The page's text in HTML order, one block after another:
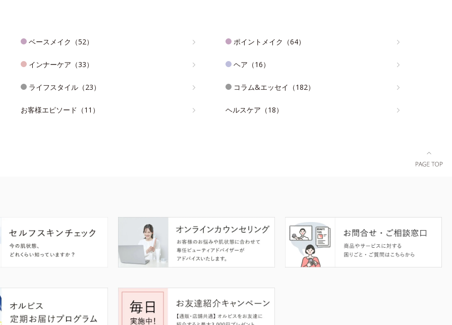
ベースメイク（52） ポイントメイク（64）
インナーケア（33） ヘア（16）
ライフスタイル（23） コラム&エッセイ（182）
お客様エピソード（11） ヘルスケア（18）